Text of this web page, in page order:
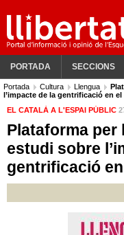
PORTADA SECCIONS
Portada Cultura Llengua
l’impacte de la gentrificació en
EL CATALÀ A L'ESPAI PÚBLIC
Plataforma per
estudi sobre
gentrificació